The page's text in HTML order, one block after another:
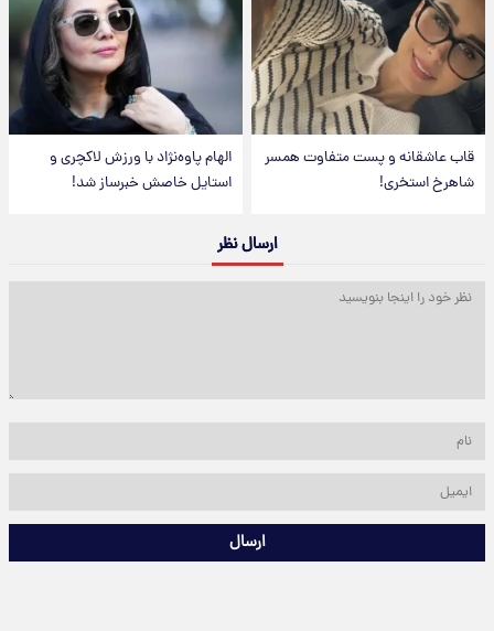
قاب عاشقانه و پست متفاوت همسر
شاهرخ استخری!
الهام پاوه‌نژاد با ورزش لاکچری و
استایل خاصش خبرساز شد!
ارسال نظر
ارسال